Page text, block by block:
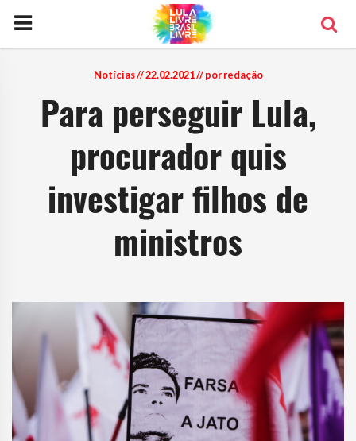
Notícias// 22.02.2021 // por redação
Para perseguir Lula,
procurador quis
investigar filhos de
ministros